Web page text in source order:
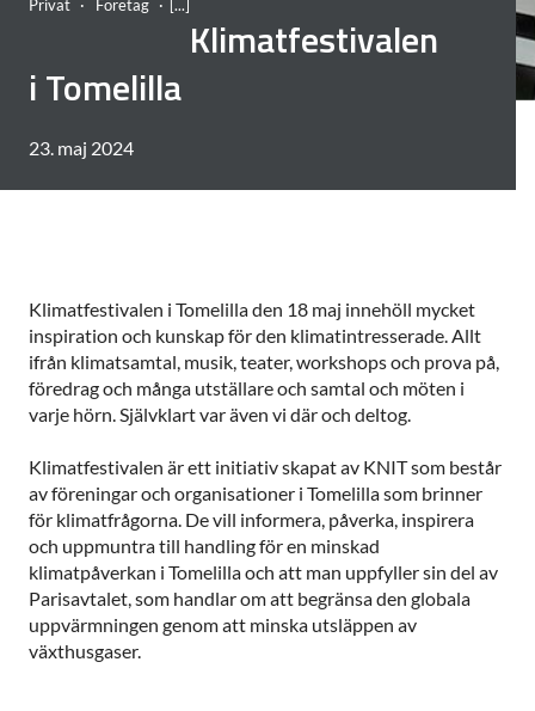
Privat Företag
Klimatfestivalen
i Tomelilla
23. maj 2024
Klimatfestivalen i Tomelilla den 18 maj innehöll mycket
inspiration och kunskap för den klimatintresserade. Allt
ifrån klimatsamtal, musik, teater, workshops och prova på,
föredrag och många utställare och samtal och möten i
varje hörn. Självklart var även vi där och deltog.
Klimatfestivalen är ett initiativ skapat av KNIT som består
av föreningar och organisationer i Tomelilla som brinner
för klimatfrågorna. De vill informera, påverka, inspirera
och uppmuntra till handling för en minskad
klimatpåverkan i Tomelilla och att man uppfyller sin del av
Parisavtalet, som handlar om att begränsa den globala
uppvärmningen genom att minska utsläppen av
växthusgaser.